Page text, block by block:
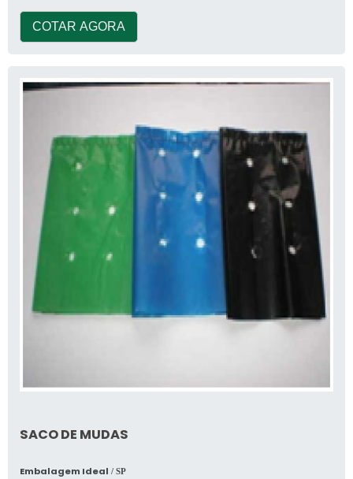
COTAR AGORA
SACO DE MUDAS
Embalagem Ideal / SP